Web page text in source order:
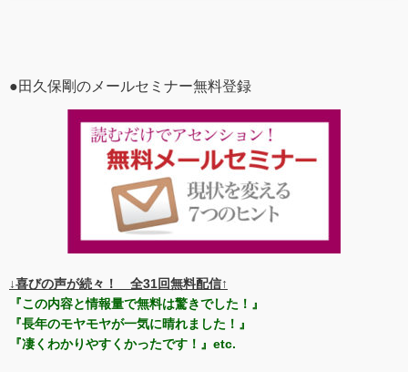
●田久保剛のメールセミナー無料登録
↓喜びの声が続々！ 全31回無料配信↑
『この内容と情報量で無料は驚きでした！』
『長年のモヤモヤが一気に晴れました！』
『凄くわかりやすくかったです！』etc.